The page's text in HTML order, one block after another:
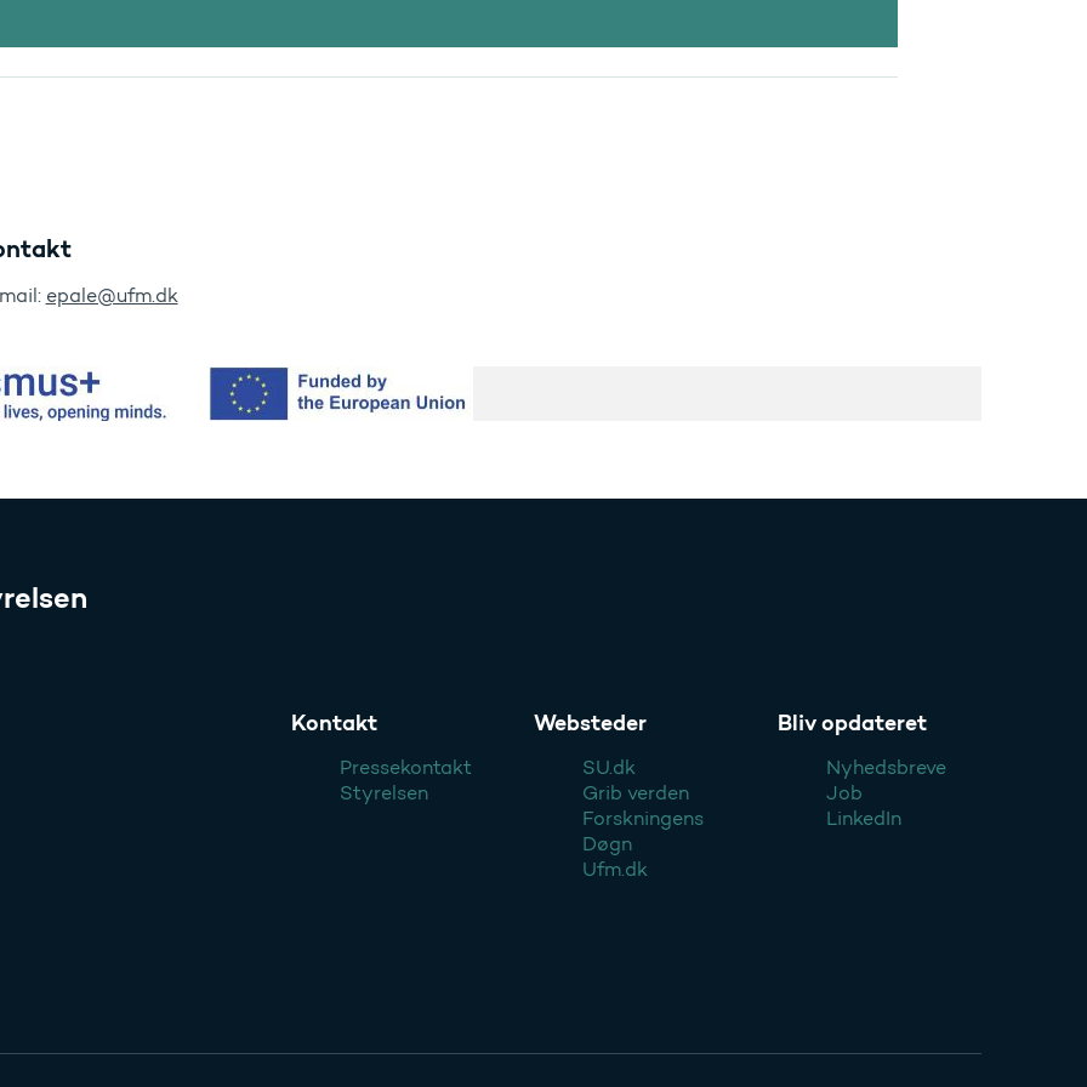
epale@ufm.dk
Kontakt
Pressekontakt
Styrelsen
Websteder
SU.dk
Grib verden
Forskningens
Døgn
Ufm.dk
Bliv opdateret
Nyhedsbreve
Job
LinkedIn